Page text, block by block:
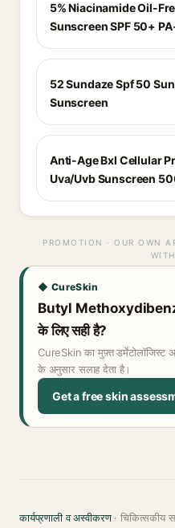
5% Niacinamide Oil-
Sunscreen SPF 50+
52 Sundaze Spf 50
Sunscreen
Anti-Age Bxl Cellular
Uva/Uvb Sunscreen
PROMOTION · OUR OWN
◆ CureSkin
Butyl
के लिए सही है?
CureSkin का मुफ़्त
के अनुसार सलाह देता है।
Get a free skin
कार्यप्रणाली व अस्वीकरण· चिकित्सकीय